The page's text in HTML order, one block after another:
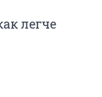
легче